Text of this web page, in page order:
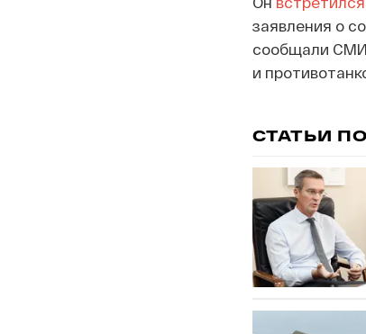
заявления о
сообщали
и
СТАТЬИ